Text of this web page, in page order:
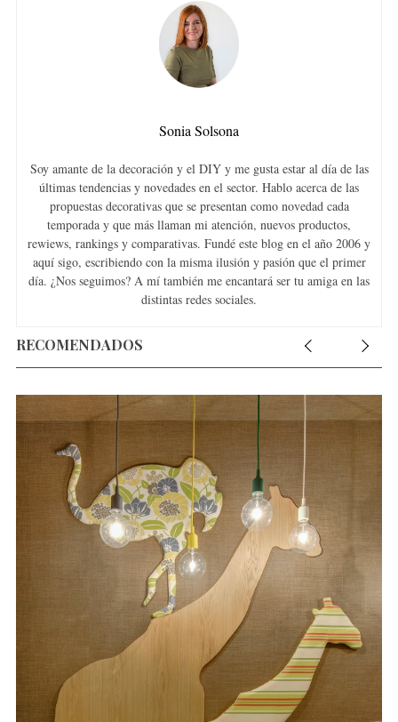
Sonia Solsona
Soy amante de la decoración y el DIY y me gusta estar al día de las
últimas tendencias y novedades en el sector. Hablo acerca de las
propuestas decorativas que se presentan como novedad cada
temporada y que más llaman mi atención, nuevos productos,
rewiews, rankings y comparativas. Fundé este blog en el año 2006 y
aquí sigo, escribiendo con la misma ilusión y pasión que el primer
día. ¿Nos seguimos? A mí también me encantará ser tu amiga en las
distintas redes sociales.
RECOMENDADOS